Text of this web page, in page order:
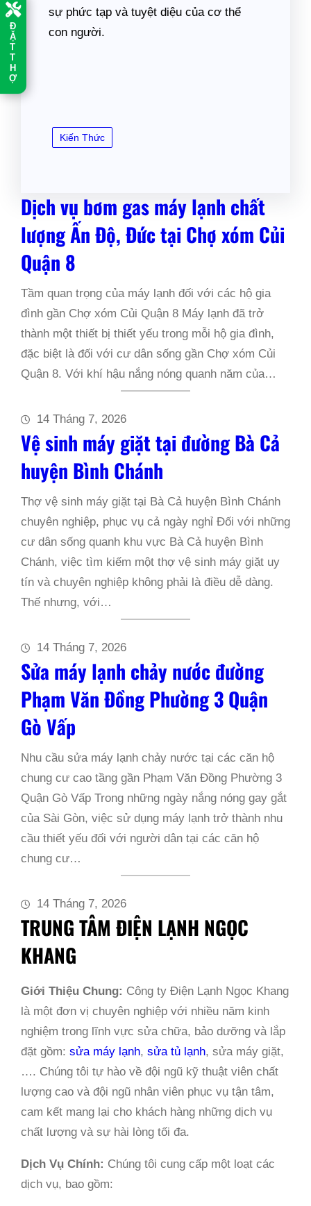
Đ
Ặ
T
T
H
Ợ
sự phức tạp và tuyệt diệu của cơ thể
con người.
Kiến Thức
Dịch vụ bơm gas máy lạnh chất
lượng Ấn Độ, Đức tại Chợ xóm Củi
Quận 8
Tầm quan trọng của máy lạnh đối với các hộ gia
đình gần Chợ xóm Củi Quận 8 Máy lạnh đã trở
thành một thiết bị thiết yếu trong mỗi hộ gia đình,
đặc biệt là đối với cư dân sống gần Chợ xóm Củi
Quận 8. Với khí hậu nắng nóng quanh năm của…
14 Tháng 7, 2026
Vệ sinh máy giặt tại đường Bà Cả
huyện Bình Chánh
Thợ vệ sinh máy giặt tại Bà Cả huyện Bình Chánh
chuyên nghiệp, phục vụ cả ngày nghỉ Đối với những
cư dân sống quanh khu vực Bà Cả huyện Bình
Chánh, việc tìm kiếm một thợ vệ sinh máy giặt uy
tín và chuyên nghiệp không phải là điều dễ dàng.
Thế nhưng, với…
14 Tháng 7, 2026
Sửa máy lạnh chảy nước đường
Phạm Văn Đồng Phường 3 Quận
Gò Vấp
Nhu cầu sửa máy lạnh chảy nước tại các căn hộ
chung cư cao tầng gần Phạm Văn Đồng Phường 3
Quận Gò Vấp Trong những ngày nắng nóng gay gắt
của Sài Gòn, việc sử dụng máy lạnh trở thành nhu
cầu thiết yếu đối với người dân tại các căn hộ
chung cư…
14 Tháng 7, 2026
TRUNG TÂM ĐIỆN LẠNH NGỌC
KHANG
Giới Thiệu Chung: Công ty Điện Lạnh Ngọc Khang
là một đơn vị chuyên nghiệp với nhiều năm kinh
nghiệm trong lĩnh vực sửa chữa, bảo dưỡng và lắp
đặt gồm: sửa máy lạnh, sửa tủ lạnh, sửa máy giặt,
…. Chúng tôi tự hào về đội ngũ kỹ thuật viên chất
lượng cao và đội ngũ nhân viên phục vụ tận tâm,
cam kết mang lại cho khách hàng những dịch vụ
chất lượng và sự hài lòng tối đa.
Dịch Vụ Chính: Chúng tôi cung cấp một loạt các
dịch vụ, bao gồm: